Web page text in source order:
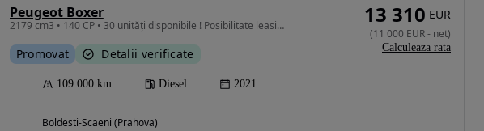
Peugeot Boxer
2179 cm3 • 140 CP • 30 unități disponibile ! Posibilitate leasing! Garanție !
Promovat Detalii verificate
109 000 km Diesel 2021
Boldesti-Scaeni (Prahova)
13 310 EUR
(11 000 EUR- net)
Calculeaza rata